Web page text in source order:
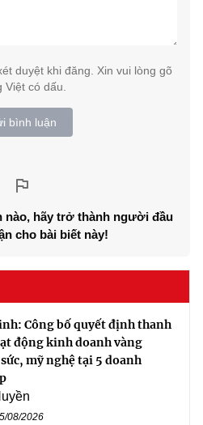
duyệt khi đăng. Xin vui lòng gõ
Việt có dấu.
bình luận
nào, hãy trở thành người đầu
cho bài biết này!
Công bố quyết định thanh
động kinh doanh vàng
mỹ nghệ tại 5 doanh
08/2026